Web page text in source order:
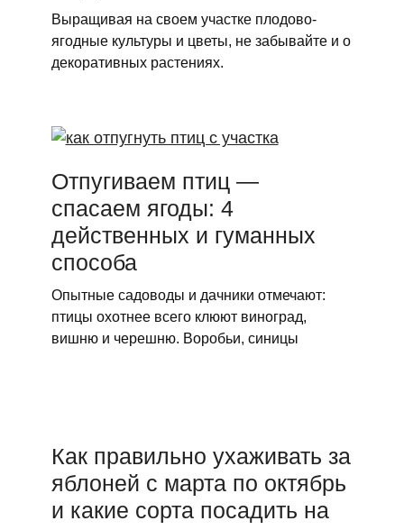
Выращивая на своем участке плодово-
ягодные культуры и цветы, не забывайте и о
декоративных растениях.
Отпугиваем птиц —
спасаем ягоды: 4
действенных и гуманных
способа
Опытные садоводы и дачники отмечают:
птицы охотнее всего клюют виноград,
вишню и черешню. Воробьи, синицы
Как правильно ухаживать за
яблоней с марта по октябрь
и какие сорта посадить на